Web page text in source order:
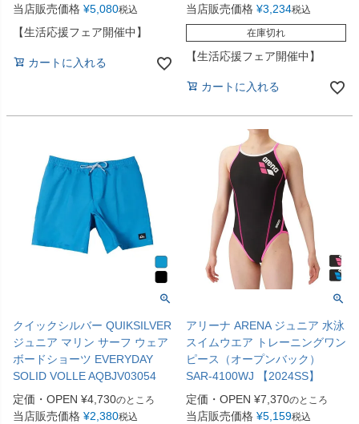
当店販売価格 ¥5,080税込
【生活応援フェア開催中】
カートに入れる
当店販売価格 ¥3,234税込
在庫切れ
【生活応援フェア開催中】
カートに入れる
クイックシルバー QUIKSILVER
ジュニア マリン サーフ ウェア
ボードショーツ EVERYDAY
SOLID VOLLE AQBJV03054
定価・OPEN ¥4,730のところ
当店販売価格 ¥2,380税込
アリーナ ARENA ジュニア 水泳
スイムウエア トレーニングワン
ピース（オープンバック）
SAR-4100WJ 【2024SS】
定価・OPEN ¥7,370のところ
当店販売価格 ¥5,159税込